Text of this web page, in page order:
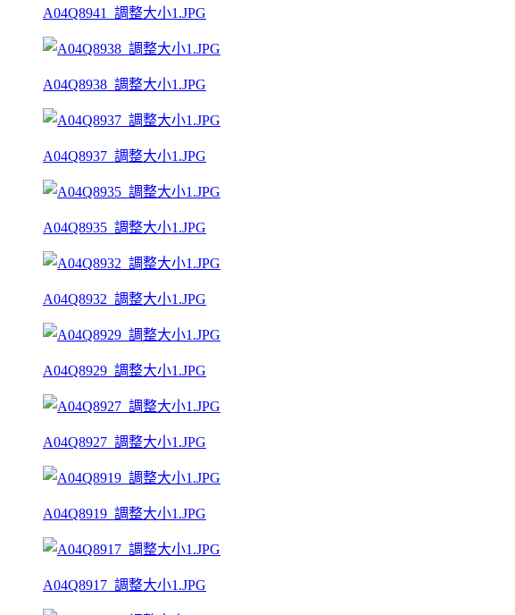
A04Q8941_調整大小1.JPG
A04Q8938_調整大小1.JPG
A04Q8937_調整大小1.JPG
A04Q8935_調整大小1.JPG
A04Q8932_調整大小1.JPG
A04Q8929_調整大小1.JPG
A04Q8927_調整大小1.JPG
A04Q8919_調整大小1.JPG
A04Q8917_調整大小1.JPG